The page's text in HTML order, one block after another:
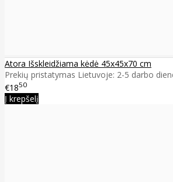
Atora Išskleidžiama kėdė 45x45x70 cm
Prekių pristatymas Lietuvoje: 2-5 darbo
€1850
Į krepšelį